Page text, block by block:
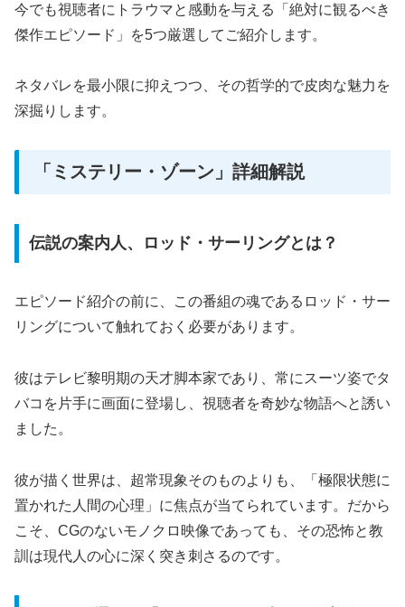
今でも視聴者にトラウマと感動を与える「絶対に観るべき
傑作エピソード」を5つ厳選してご紹介します。
ネタバレを最小限に抑えつつ、その哲学的で皮肉な魅力を
深掘りします。
「ミステリー・ゾーン」詳細解説
伝説の案内人、ロッド・サーリングとは？
エピソード紹介の前に、この番組の魂であるロッド・サー
リングについて触れておく必要があります。
彼はテレビ黎明期の天才脚本家であり、常にスーツ姿でタ
バコを片手に画面に登場し、視聴者を奇妙な物語へと誘い
ました。
彼が描く世界は、超常現象そのものよりも、「極限状態に
置かれた人間の心理」に焦点が当てられています。だから
こそ、CGのないモノクロ映像であっても、その恐怖と教
訓は現代人の心に深く突き刺さるのです。